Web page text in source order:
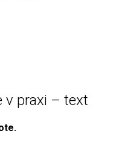
v praxi – text